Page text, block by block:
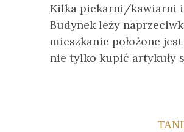
Kilka piekarni/kawiarni i
Budynek leży
mieszkanie położone
nie tylko kupić artykuły